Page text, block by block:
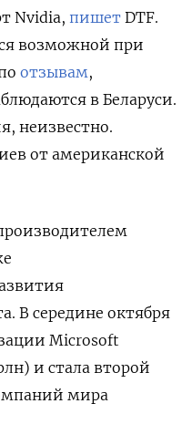
Nvidia, пишет DTF.
возможной при
отзывам,
в Беларуси.
неизвестно.
от американской
В середине октября
Microsoft
и стала второй
мира